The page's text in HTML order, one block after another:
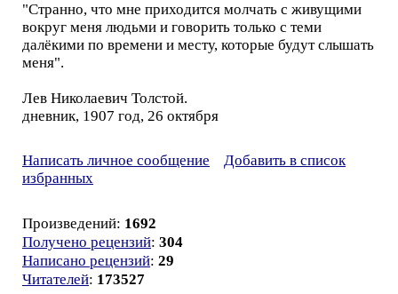
"Странно, что мне приходится молчать с живущими
вокруг меня людьми и говорить только с теми
далёкими по времени и месту, которые будут слышать
меня".
Лев Николаевич Толстой.
дневник, 1907 год, 26 октября
Написать личное сообщение
Добавить в список
избранных
Произведений: 1692
Получено рецензий: 304
Написано рецензий: 29
Читателей: 173527